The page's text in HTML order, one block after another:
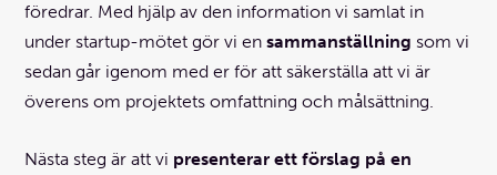
föredrar. Med hjälp av den information vi samlat in
under startup-mötet gör vi ensammanställning som vi
sedan går igenom med er för att säkerställa att vi är
överens om projektets omfattning och målsättning.
Nästa steg är att vi presenterar ett förslag på en